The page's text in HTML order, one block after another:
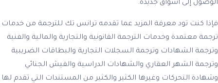
الوصول إلى أسواق جديدة.
فإذا كنت تود معرفة المزيد عما تقدمه ترانس تك للترجمة من خدمات
ترجمة معتمدة وخدمات الترجمة القانونية والتجارية والمالية والفنية
وترجمة الشهادات وترجمة السجلات التجارية والبطاقات الضريبية
وترجمة الشهر العقاري والشهادات الدراسية والفيش الجنائي
وشهادة التحركات وغيرها الكثير والكثير من المستندات التي تقدم لها